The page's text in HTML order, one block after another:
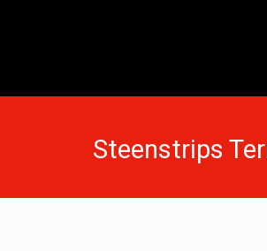
Steenstrips